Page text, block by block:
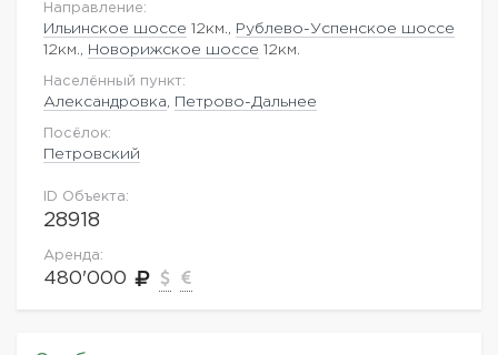
Направление:
Ильинское шоссе 12км.,
Рублево-Успенское шоссе
12км.,
Новорижское шоссе 12км.
Населённый пункт:
Александровка Петрово-Дальнее
Посёлок:
Петровский
ID Объекта:
28918
Аренда:
480'000